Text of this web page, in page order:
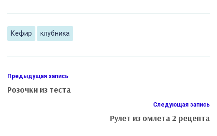
Кефир клубника
Предыдущая запись
Розочки из теста
Следующая запись
Рулет из омлета 2 рецепта